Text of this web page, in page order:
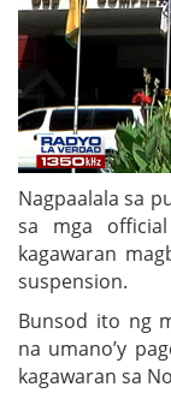
Nagpaalala sa
sa mga
kagawaran
suspension.
Bunsod ito ng
na umano’y
kagawaran sa